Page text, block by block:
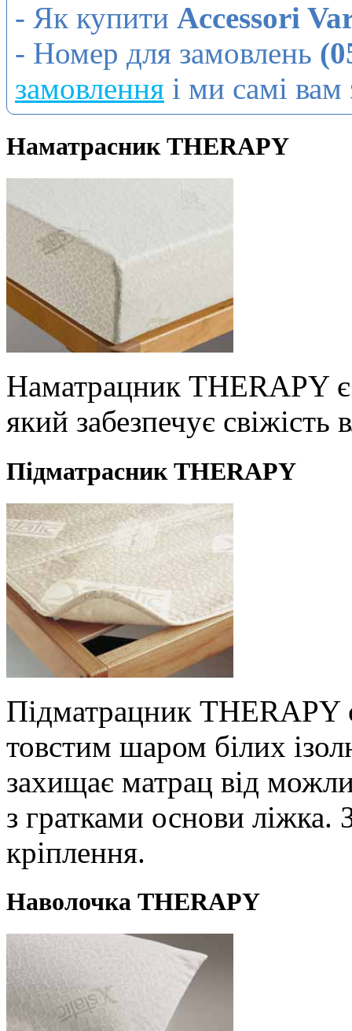
- Як купити Accessori
- Номер для замовлень
замовлення і ми самі
Наматрасник THERAPY
Наматрацник THERAPY
який забезпечує свіжість
Підматрасник THERAPY
Підматрацник THERAPY
товстим шаром білих
захищає матрац від
з гратками основи
кріплення.
Наволочка THERAPY